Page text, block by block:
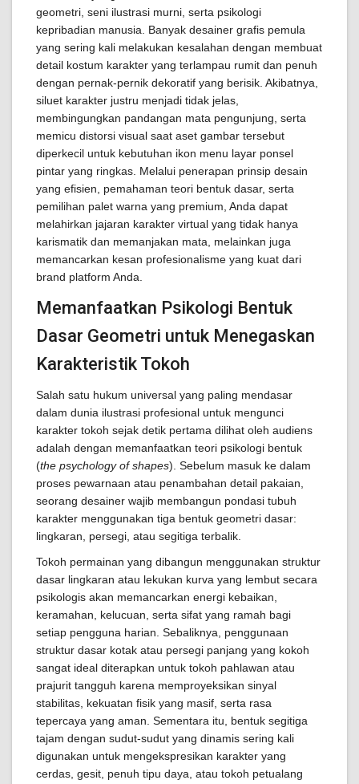
geometri, seni ilustrasi murni, serta psikologi
kepribadian manusia. Banyak desainer grafis pemula
yang sering kali melakukan kesalahan dengan membuat
detail kostum karakter yang terlampau rumit dan penuh
dengan pernak-pernik dekoratif yang berisik. Akibatnya,
siluet karakter justru menjadi tidak jelas,
membingungkan pandangan mata pengunjung, serta
memicu distorsi visual saat aset gambar tersebut
diperkecil untuk kebutuhan ikon menu layar ponsel
pintar yang ringkas. Melalui penerapan prinsip desain
yang efisien, pemahaman teori bentuk dasar, serta
pemilihan palet warna yang premium, Anda dapat
melahirkan jajaran karakter virtual yang tidak hanya
karismatik dan memanjakan mata, melainkan juga
memancarkan kesan profesionalisme yang kuat dari
brand platform Anda.
Memanfaatkan Psikologi Bentuk
Dasar Geometri untuk Menegaskan
Karakteristik Tokoh
Salah satu hukum universal yang paling mendasar
dalam dunia ilustrasi profesional untuk mengunci
karakter tokoh sejak detik pertama dilihat oleh audiens
adalah dengan memanfaatkan teori psikologi bentuk
(the psychology of shapes). Sebelum masuk ke dalam
proses pewarnaan atau penambahan detail pakaian,
seorang desainer wajib membangun pondasi tubuh
karakter menggunakan tiga bentuk geometri dasar:
lingkaran, persegi, atau segitiga terbalik.
Tokoh permainan yang dibangun menggunakan struktur
dasar lingkaran atau lekukan kurva yang lembut secara
psikologis akan memancarkan energi kebaikan,
keramahan, kelucuan, serta sifat yang ramah bagi
setiap pengguna harian. Sebaliknya, penggunaan
struktur dasar kotak atau persegi panjang yang kokoh
sangat ideal diterapkan untuk tokoh pahlawan atau
prajurit tangguh karena memproyeksikan sinyal
stabilitas, kekuatan fisik yang masif, serta rasa
tepercaya yang aman. Sementara itu, bentuk segitiga
tajam dengan sudut-sudut yang dinamis sering kali
digunakan untuk mengekspresikan karakter yang
cerdas, gesit, penuh tipu daya, atau tokoh petualang